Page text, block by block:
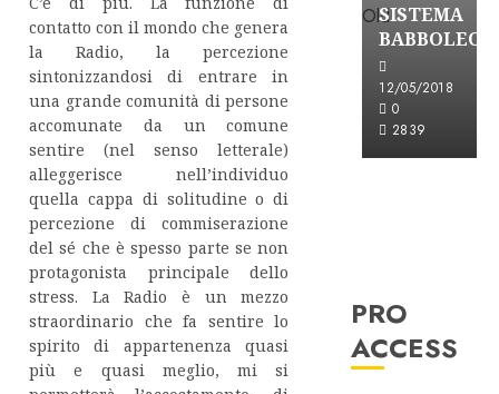
contatto con il mondo che genera
la Radio, la percezione
sintonizzandosi di entrare in
una grande comunità di persone
accomunate da un comune
sentire (nel senso letterale)
alleggerisce nell’individuo
quella cappa di solitudine o di
percezione di commiserazione
del sé che è spesso parte se non
protagonista principale dello
stress. La Radio è un mezzo
straordinario che fa sentire lo
spirito di appartenenza quasi
più e quasi meglio, mi si
SISTEMA
BABBOLEO
12/05/2018
0
2839
PRO
ACCESS